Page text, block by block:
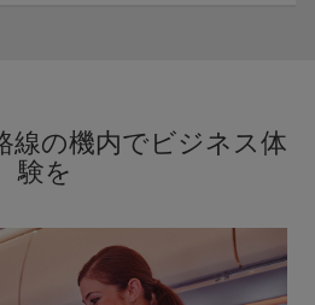
線の機内でビジネス体
験を